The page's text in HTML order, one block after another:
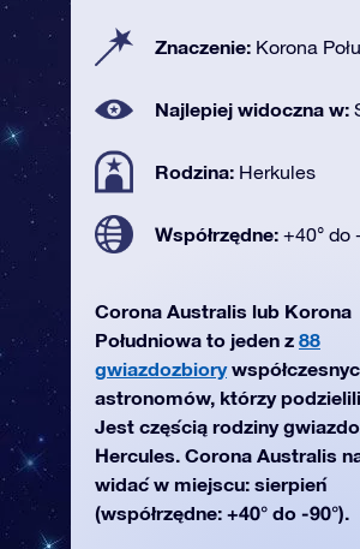
Znaczenie: Korona
Najlepiej widoczna w:
Rodzina: Herkules
Współrzędne: +40° do
Corona Australis lub Korona
Południowa to jeden z 88
gwiazdozbiory
astronomów, którzy
Jest częścią rodziny
Hercules. Corona Australis
widać w miejscu: sierpień
(współrzędne: +40° do -90°).